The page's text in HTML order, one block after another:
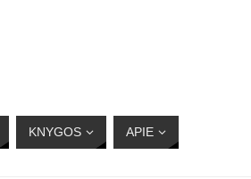
KNYGOS APIE